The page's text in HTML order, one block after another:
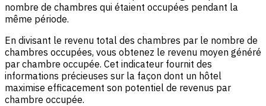
nombre de chambres qui étaient occupées pendant la
même période.
En divisant le revenu total des chambres par le nombre de
chambres occupées, vous obtenez le revenu moyen généré
par chambre occupée. Cet indicateur fournit des
informations précieuses sur la façon dont un hôtel
maximise efficacement son potentiel de revenus par
chambre occupée.